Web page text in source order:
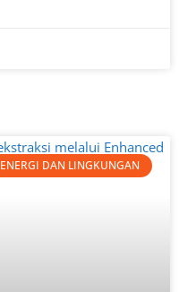
ENERGI DAN LINGKUNGAN